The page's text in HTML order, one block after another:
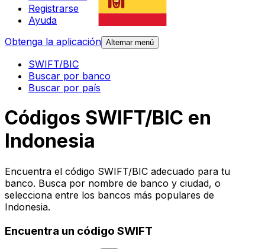
Registrarse
Ayuda
Obtenga la aplicación Alternar menú
SWIFT/BIC
Buscar por banco
Buscar por país
Códigos SWIFT/BIC en
Indonesia
Encuentra el código SWIFT/BIC adecuado para tu
banco. Busca por nombre de banco y ciudad, o
selecciona entre los bancos más populares de
Indonesia.
Encuentra un código SWIFT